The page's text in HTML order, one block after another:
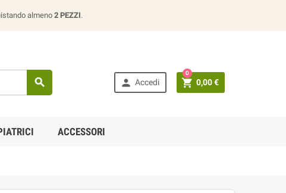
almeno2 PEZZI.
  Accedi  0,00 €
0
ACCESSORI